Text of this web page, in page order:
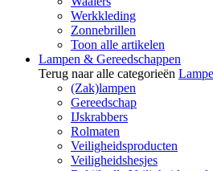
Werkkleding
Zonnebrillen
Toon alle artikelen
Lampen & Gereedschappen
Terug naar alle categorieën
(Zak)lampen
Gereedschap
IJskrabbers
Rolmaten
Veiligheidsproducten
Veiligheidshesjes